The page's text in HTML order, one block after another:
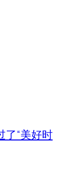
了“美好时